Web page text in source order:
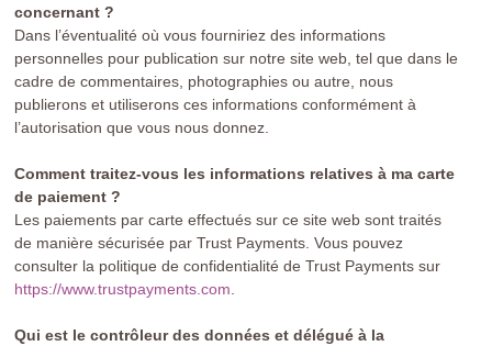
concernant ?
Dans l’éventualité où vous fourniriez des informations
personnelles pour publication sur notre site web, tel que dans le
cadre de commentaires, photographies ou autre, nous
publierons et utiliserons ces informations conformément à
l’autorisation que vous nous donnez.
Comment traitez-vous les informations relatives à ma carte
de paiement ?
Les paiements par carte effectués sur ce site web sont traités
de manière sécurisée par Trust Payments. Vous pouvez
consulter la politique de confidentialité de Trust Payments sur
https://www.trustpayments.com.
Qui est le contrôleur des données et délégué à la